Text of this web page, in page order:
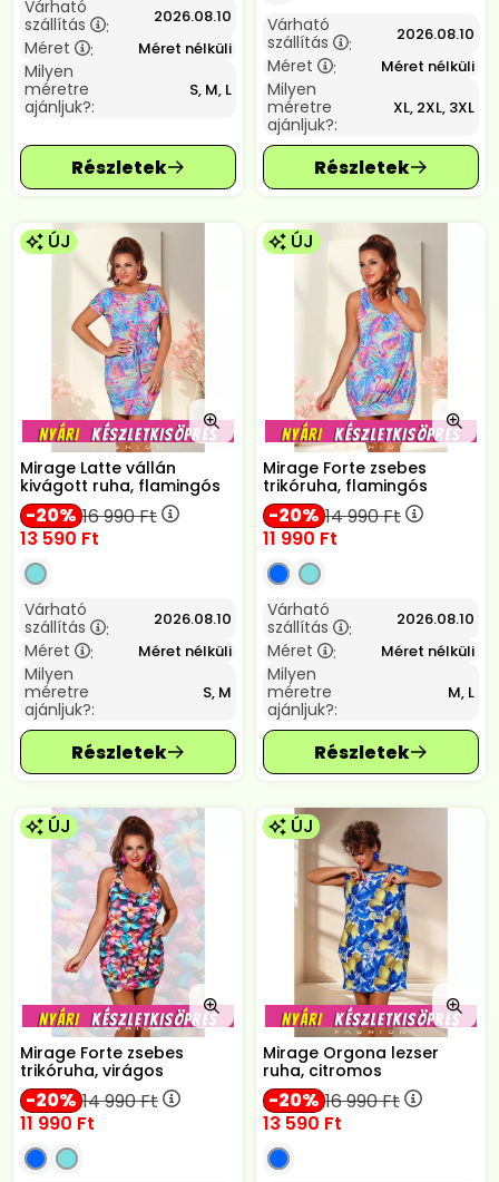
Várható
szállítás
: 2026.08.10
Méret : Méret nélküli
Milyen
méretre
ajánljuk?:
S, M, L
Várható
szállítás
: 2026.08.10
Méret : Méret nélküli
Milyen
méretre
ajánljuk?:
XL, 2XL, 3XL
ÚJ
Mirage Latte vállán
kivágott ruha, flamingós
20 16 990Ft
13 590 Ft
Várható
szállítás
: 2026.08.10
Méret : Méret nélküli
Milyen
méretre
ajánljuk?:
S, M
ÚJ
Mirage Forte zsebes
trikóruha, flamingós
20 14 990Ft
11 990 Ft
Várható
szállítás
: 2026.08.10
Méret : Méret nélküli
Milyen
méretre
ajánljuk?:
M, L
ÚJ
Mirage Forte zsebes
trikóruha, virágos
20 14 990Ft
11 990 Ft
ÚJ
Mirage Orgona lezser
ruha, citromos
20 16 990Ft
13 590 Ft